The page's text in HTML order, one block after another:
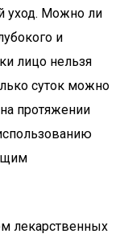
уход. Можно ли
и
лицо нельзя
суток можно
протяжении
лекарственных